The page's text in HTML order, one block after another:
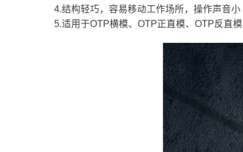
4.结构轻巧，容易移动工作场所，操作声音小
5.适用于OTP横模、OTP正直模、OTP反直